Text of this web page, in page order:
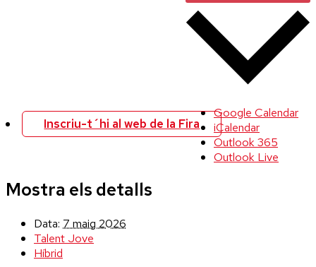
Google Calendar
iCalendar
Outlook 365
Outlook Live
Inscriu-t´hi al web de la Fira
Mostra els detalls
Data: 7 maig 2026
Talent Jove
Híbrid